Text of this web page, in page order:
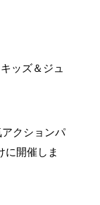
ッズ＆ジュ
クションパ
に開催しま